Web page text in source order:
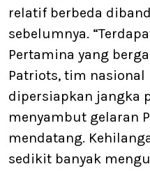
relatif berbeda
sebelumnya.
Pertamina yang
Patriots, tim nasional
dipersiapkan jangka
menyambut gelaran
mendatang.
sedikit banyak